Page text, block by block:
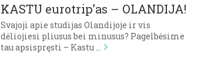
KASTU eurotrip’as – OLANDIJA!
Svajoji apie studijas Olandijoje ir vis
dėliojiesi pliusus bei minusus? Pagelbėsime
tau apsispręsti – Kastu …